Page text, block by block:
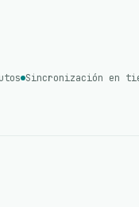
Sincronización en